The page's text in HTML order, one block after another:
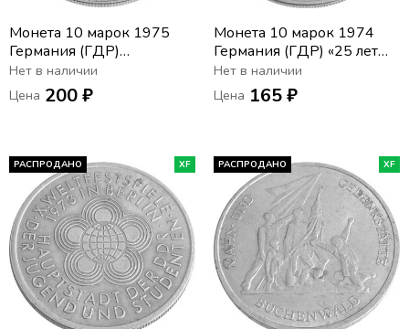
Монета 10 марок 1975
Германия (ГДР)
«Варшавский Договор»
Нет в наличии
Цена 200 ₽
Монета 10 марок 1974
Германия (ГДР) «25 лет
образования ГДР - Герб»
Нет в наличии
Цена 165 ₽
РАСПРОДАНО XF РАСПРОДАНО XF